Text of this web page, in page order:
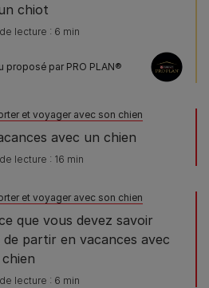
chiot
lecture : 6 min
proposé par PRO PLAN®
et voyager avec son chien
avec un chien
lecture : 16 min
et voyager avec son chien
que vous devez savoir
partir en vacances avec
lecture : 6 min